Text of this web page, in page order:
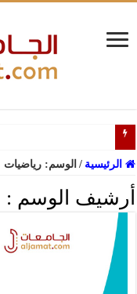
الرئيسية / الوسم:رياضيات
أرشيف الوسم :